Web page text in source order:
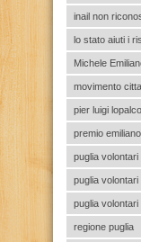
inail non
lo stato aiuti i
Michele
movimento
pier luigi lopalco
premio
puglia volontari
puglia
puglia
regione puglia